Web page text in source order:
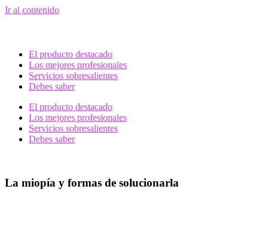
Ir al contenido
El producto destacado
Los mejores profesionales
Servicios sobresalientes
Debes saber
El producto destacado
Los mejores profesionales
Servicios sobresalientes
Debes saber
La miopía y formas de solucionarla